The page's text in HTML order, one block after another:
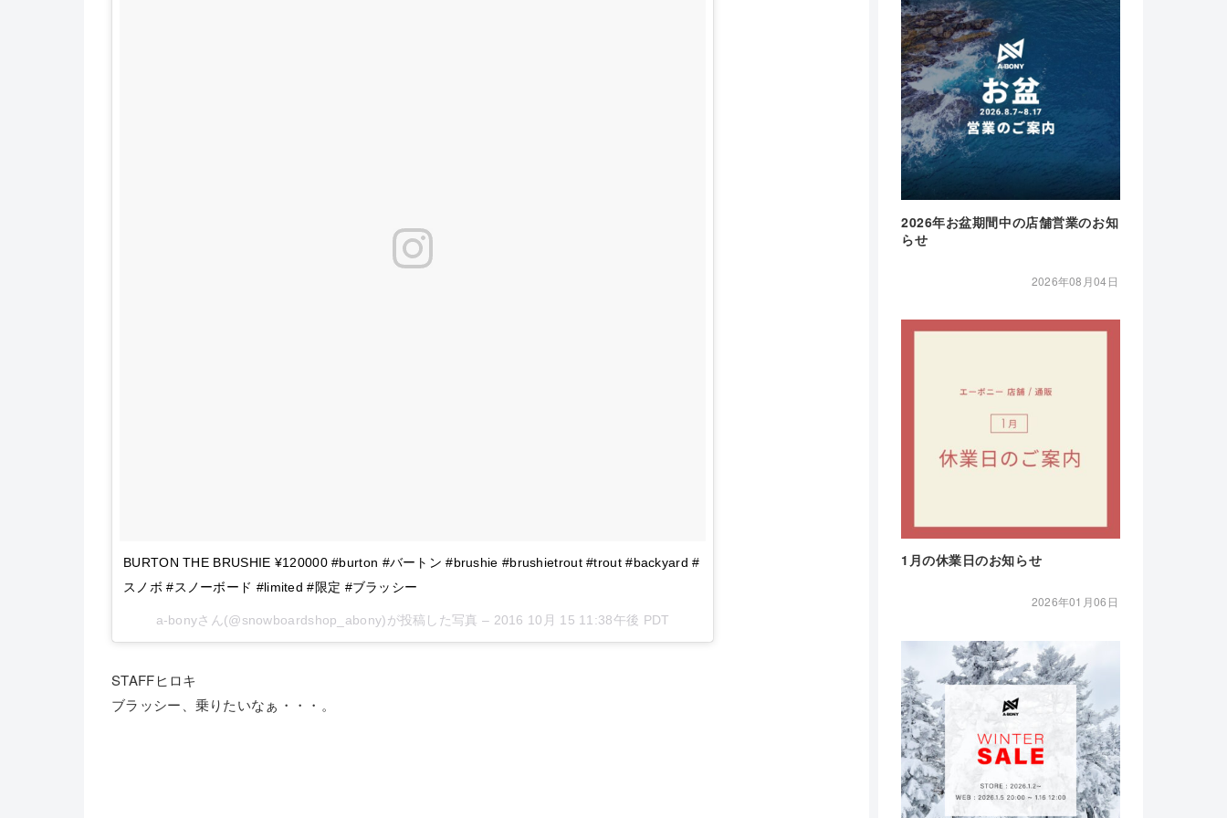
BURTON THE BRUSHIE ¥120000 #burton #バートン #brushie #brushietrout #trout #backyard #
スノボ #スノーボード #limited #限定 #ブラッシー
a-bonyさん(@snowboardshop_abony)が投稿した写真 – 2016 10月 15 11:38午後 PDT
STAFFヒロキ
ブラッシー、乗りたいなぁ・・・。
2026年お盆期間中の店舗営業のお知
らせ
2026年08月04日
1月の休業日のお知らせ
2026年01月06日